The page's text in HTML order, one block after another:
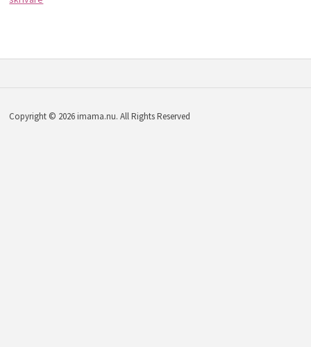
Copyright © 2026 imama.nu. All Rights Reserved